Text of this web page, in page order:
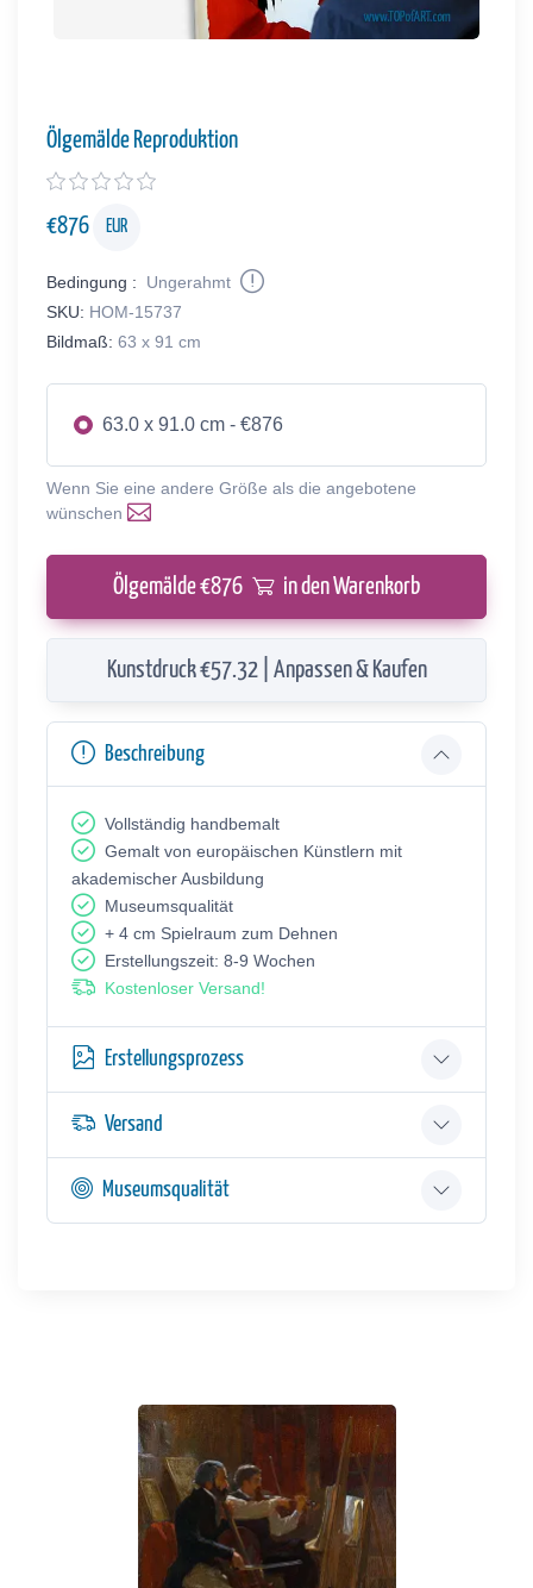
Ölgemälde Reproduktion
€876 EUR
Bedingung :
Ungerahmt
SKU: HOM-15737
Bildmaß: 63 x 91 cm
63.0 x 91.0 cm - €876
Wenn Sie eine andere Größe als die angebotene
wünschen
Ölgemälde €876 in den Warenkorb
Kunstdruck €57.32 | Anpassen & Kaufen
Beschreibung
Vollständig handbemalt
Gemalt von europäischen Künstlern mit
akademischer Ausbildung
Museumsqualität
+ 4 cm Spielraum zum Dehnen
Erstellungszeit: 8-9 Wochen
Kostenloser Versand!
Erstellungsprozess
Versand
Museumsqualität